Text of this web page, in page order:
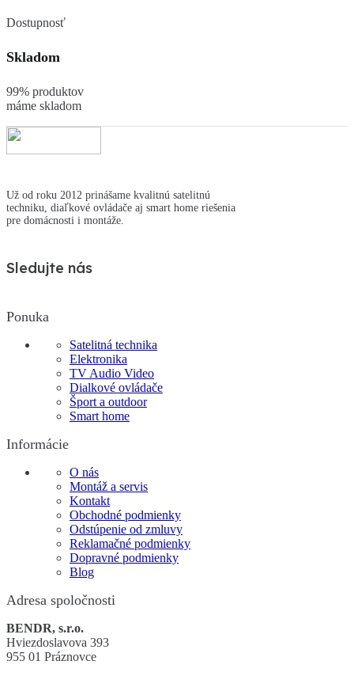
Dostupnosť
Skladom
99% produktov
máme skladom
Už od roku 2012 prinášame kvalitnú satelitnú
techniku, diaľkové ovládače aj smart home riešenia
pre domácnosti i montáže.
Sledujte nás
Ponuka
Satelitná technika
Elektronika
TV Audio Video
Dialkové ovládače
Šport a outdoor
Smart home
Informácie
O nás
Montáž a servis
Kontakt
Obchodné podmienky
Odstúpenie od zmluvy
Reklamačné podmienky
Dopravné podmienky
Blog
Adresa spoločnosti
BENDR, s.r.o.
Hviezdoslavova 393
955 01 Práznovce